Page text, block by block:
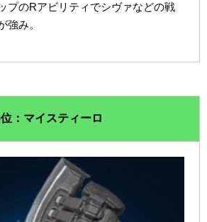
プのRアビリティでシヴァなどの戦
強み。
：マイスティーロ